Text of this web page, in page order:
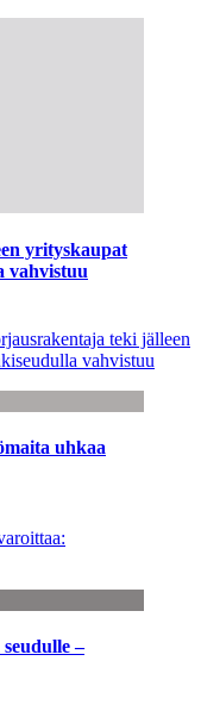
yrityskaupat
vahvistuu
teki jälleen
vahvistuu
uhkaa
–